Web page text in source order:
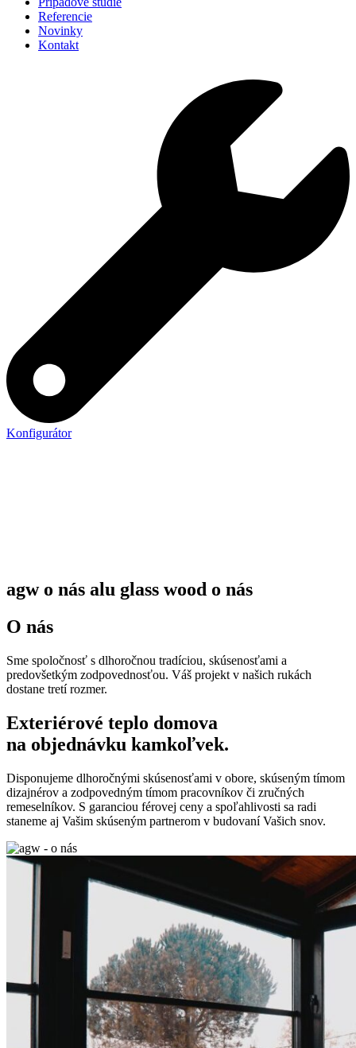
Referencie
Novinky
Kontakt
Konfigurátor
agw o nás alu glass wood o nás
O nás
Sme spoločnosť s dlhoročnou tradíciou, skúsenosťami a
predovšetkým zodpovednosťou. Váš projekt v našich rukách
dostane tretí rozmer.
Exteriérové teplo domova
na objednávku kamkoľvek.
Disponujeme dlhoročnými skúsenosťami v obore, skúseným tímom
dizajnérov a zodpovedným tímom pracovníkov či zručných
remeselníkov. S garanciou férovej ceny a spoľahlivosti sa radi
staneme aj Vašim skúseným partnerom v budovaní Vašich snov.